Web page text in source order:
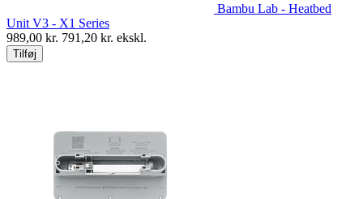
Bambu Lab - Heatbed
Unit V3 - X1 Series
989,00 kr. 791,20 kr. ekskl.
Tilføj